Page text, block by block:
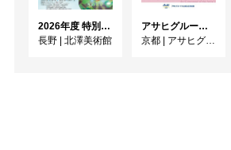
2026年度 特別展「ガレとドーム、アール･ヌーヴォーのガラス 水辺のやすらぎ、海の神秘」
長野
北澤美術館
アサヒグループ大山崎山荘美術館 開館30周年記念展「没後100年 クロード・モネ」
京都
アサヒグループ大山崎山荘美術館